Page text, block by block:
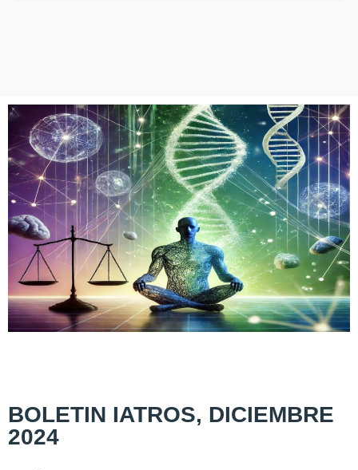
BOLETIN IATROS, DICIEMBRE
2024